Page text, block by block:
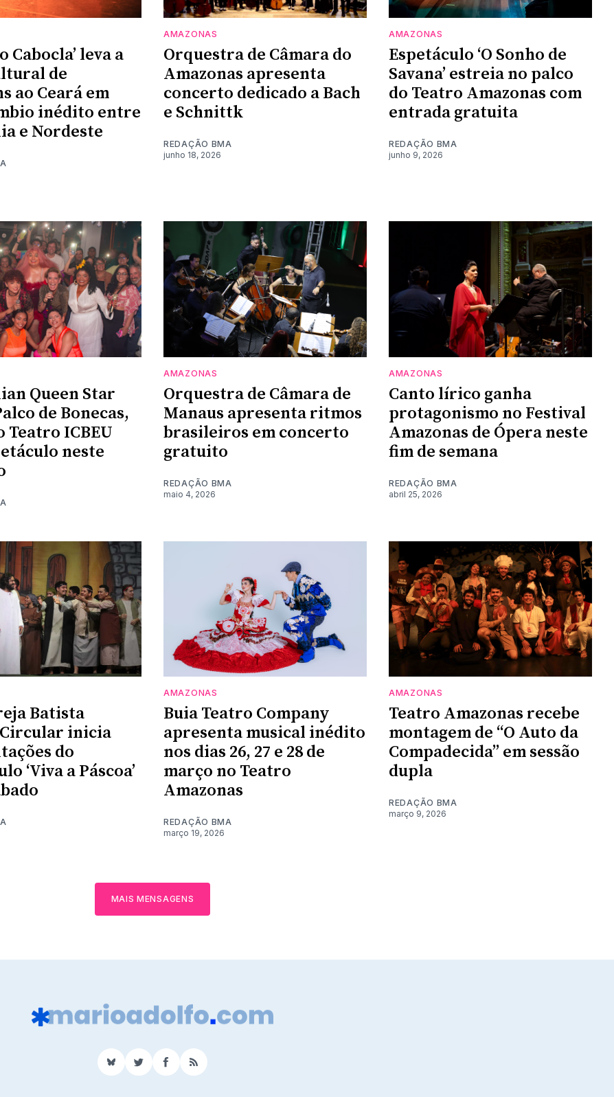
Cabocla’ leva a
de
ao Ceará em
inédito entre
e Nordeste
AMAZONAS
Orquestra de Câmara do
Amazonas apresenta
concerto dedicado a Bach
e Schnittk
REDAÇÃO BMA
junho 18, 2026
AMAZONAS
Espetáculo ‘O Sonho de
Savana’ estreia no palco
do Teatro Amazonas com
entrada gratuita
REDAÇÃO BMA
junho 9, 2026
Queen Star
de Bonecas,
Teatro ICBEU
neste
AMAZONAS
Orquestra de Câmara de
Manaus apresenta ritmos
brasileiros em concerto
gratuito
REDAÇÃO BMA
maio 4, 2026
AMAZONAS
Canto lírico ganha
protagonismo no Festival
Amazonas de Ópera neste
fim de semana
REDAÇÃO BMA
abril 25, 2026
Batista
inicia
do
‘Viva a Páscoa’
AMAZONAS
Buia Teatro Company
apresenta musical inédito
nos dias 26, 27 e 28 de
março no Teatro
Amazonas
REDAÇÃO BMA
março 19, 2026
AMAZONAS
Teatro Amazonas recebe
montagem de “O Auto da
Compadecida” em sessão
dupla
REDAÇÃO BMA
março 9, 2026
MAIS MENSAGENS
BlueSkyTwitterFacebook
RSS